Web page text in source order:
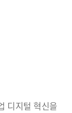
디지털 혁신을